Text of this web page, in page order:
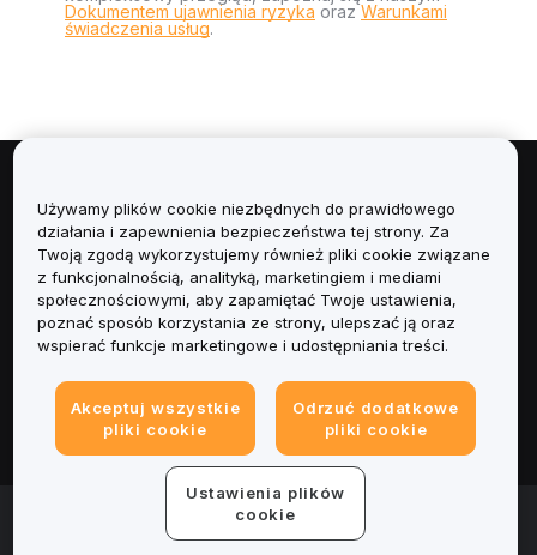
Dokumentem ujawnienia ryzyka orazWarunkami
świadczenia usług.
Informacje
Usługi
Obsługa Klienta
Informacje prawne
© 2025-2026 Bybit.eu. All rights reserved.
Używamy plików cookie niezbędnych do prawidłowego
działania i zapewnienia bezpieczeństwa tej strony. Za
Twoją zgodą wykorzystujemy również pliki cookie związane
z funkcjonalnością, analityką, marketingiem i mediami
społecznościowymi, aby zapamiętać Twoje ustawienia,
poznać sposób korzystania ze strony, ulepszać ją oraz
wspierać funkcje marketingowe i udostępniania treści.
Akceptuj wszystkie
pliki cookie
Odrzuć dodatkowe
pliki cookie
Ustawienia plików
cookie